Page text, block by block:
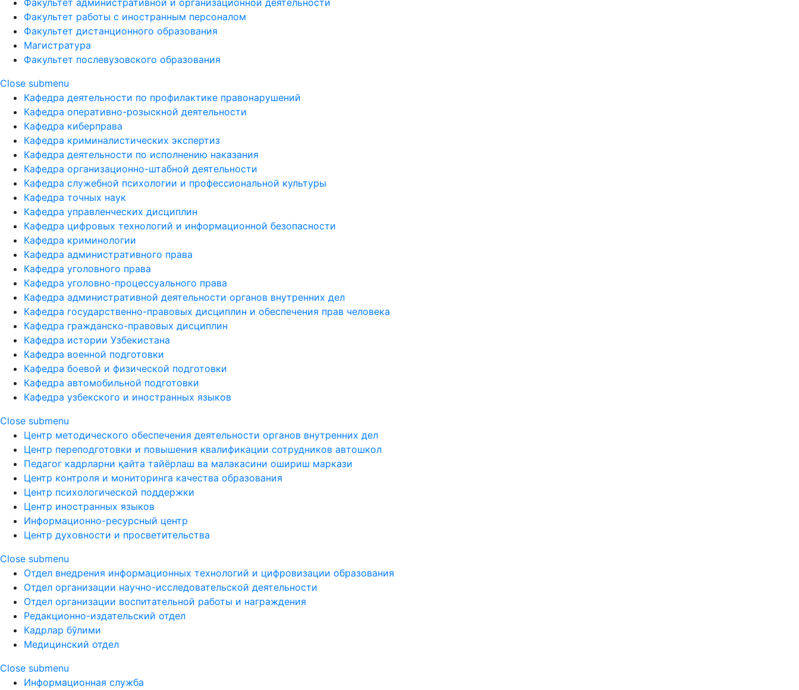
Факультет административной и организационной деятельности
Факультет работы с иностранным персоналом
Факультет дистанционного образования
Магистратура
Факультет послевузовского образования
Close submenu
Кафедра деятельности по профилактике правонарушений
Кафедра оперативно-розыскной деятельности
Кафедра киберправа
Кафедра криминалистических экспертиз
Кафедра деятельности по исполнению наказания
Кафедра организационно-штабной деятельности
Кафедра служебной психологии и профессиональной культуры
Кафедра точных наук
Кафедра управленческих дисциплин
Кафедра цифровых технологий и информационной безопасности
Кафедра криминологии
Кафедра административного права
Кафедра уголовного права
Кафедра уголовно-процессуального права
Кафедра административной деятельности органов внутренних дел
Кафедра государственно-правовых дисциплин и обеспечения прав человека
Кафедра гражданско-правовых дисциплин
Кафедра истории Узбекистана
Кафедра военной подготовки
Кафедра боевой и физической подготовки
Кафедра автомобильной подготовки
Кафедра узбекского и иностранных языков
Close submenu
Центр методического обеспечения деятельности органов внутренних дел
Центр переподготовки и повышения квалификации сотрудников автошкол
Педагог кадрларни қайта тайёрлаш ва малакасини ошириш маркази
Центр контроля и мониторинга качества образования
Центр психологической поддержки
Центр иностранных языков
Информационно-ресурсный центр
Центр духовности и просветительства
Close submenu
Отдел внедрения информационных технологий и цифровизации образования
Отдел организации научно-исследовательской деятельности
Отдел организации воспитательной работы и награждения
Редакционно-издательский отдел
Кадрлар бўлими
Медицинский отдел
Close submenu
Информационная служба